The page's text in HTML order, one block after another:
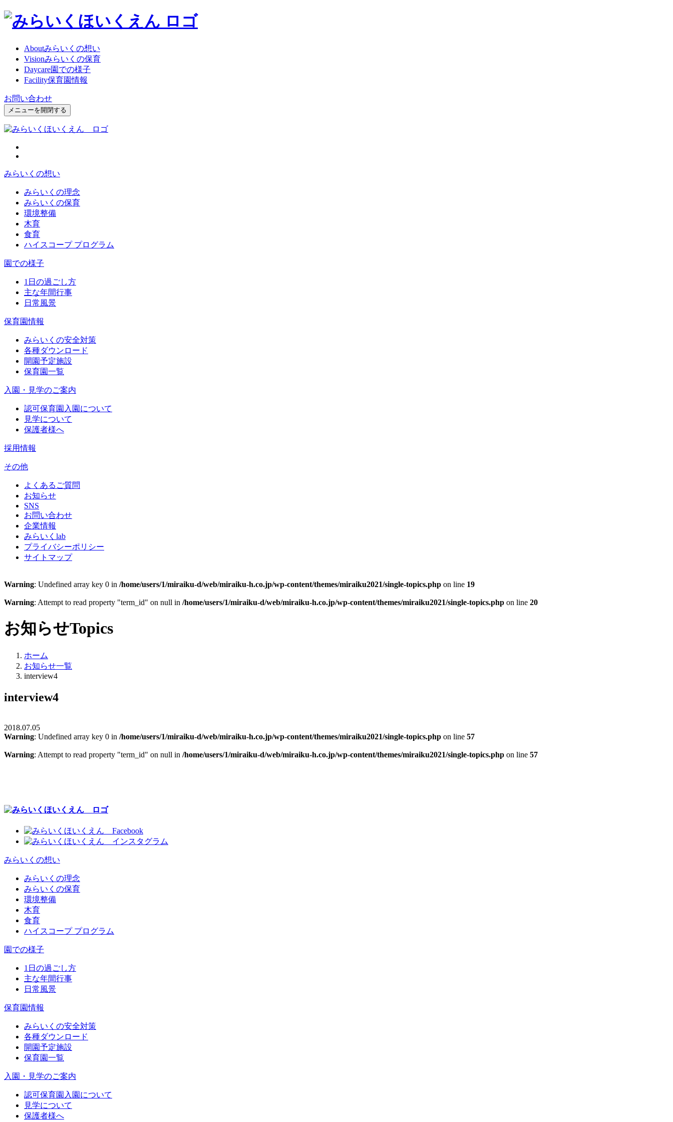
Aboutみらいくの想い
Visionみらいくの保育
Daycare園での様子
Facility保育園情報
お問い合わせ
メニューを開閉する
みらいくの想い
みらいくの理念
みらいくの保育
環境整備
木育
食育
ハイスコープ プログラム
園での様子
1日の過ごし方
主な年間行事
日常風景
保育園情報
みらいくの安全対策
各種ダウンロード
開園予定施設
保育園一覧
入園・見学のご案内
認可保育園入園について
見学について
保護者様へ
採用情報
その他
よくあるご質問
お知らせ
SNS
お問い合わせ
企業情報
みらいくlab
プライバシーポリシー
サイトマップ
Warning: Undefined array key 0 in /home/users/1/miraiku-d/web/miraiku-h.co.jp/wp-content/themes/miraiku2021/single-topics.php on line 19
Warning: Attempt to read property "term_id" on null in /home/users/1/miraiku-d/web/miraiku-h.co.jp/wp-content/themes/miraiku2021/single-topics.php on line 20
お知らせTopics
ホーム
お知らせ一覧
interview4
interview4
2018.07.05
Warning: Undefined array key 0 in /home/users/1/miraiku-d/web/miraiku-h.co.jp/wp-content/themes/miraiku2021/single-topics.php on line 57
Warning: Attempt to read property "term_id" on null in /home/users/1/miraiku-d/web/miraiku-h.co.jp/wp-content/themes/miraiku2021/single-topics.php on line 57
みらいくの想い
みらいくの理念
みらいくの保育
環境整備
木育
食育
ハイスコープ プログラム
園での様子
1日の過ごし方
主な年間行事
日常風景
保育園情報
みらいくの安全対策
各種ダウンロード
開園予定施設
保育園一覧
入園・見学のご案内
認可保育園入園について
見学について
保護者様へ